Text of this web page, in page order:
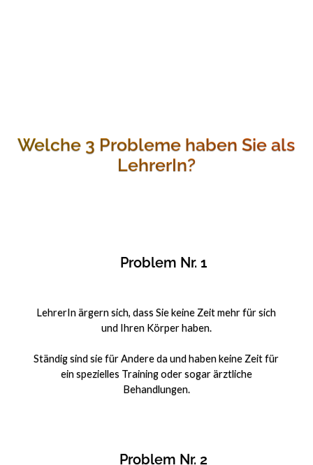
Welche 3 Probleme haben Sie als
LehrerIn?
Problem Nr. 1
LehrerIn ärgern sich, dass Sie keine Zeit mehr für sich
und Ihren Körper haben.
Ständig sind sie für Andere da und haben keine Zeit für
ein spezielles Training oder sogar ärztliche
Behandlungen.
Problem Nr. 2